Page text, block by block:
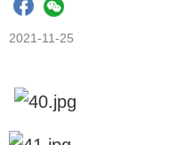
2021-11-25